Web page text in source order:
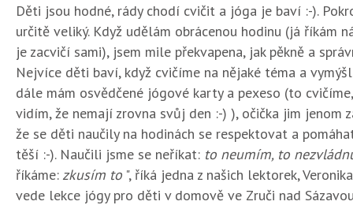
Děti jsou hodné, rády chodí cvičit a jóga je baví :-).
určitě veliký. Když udělám obrácenou hodinu (já říkám
je zacvičí sami), jsem mile překvapena, jak pěkně a
Nejvíce děti baví, když cvičíme na nějaké téma a
dále mám osvědčené jógové karty a pexeso (to
vidím, že nemají zrovna svůj den :-) ), očička jim jenom
že se děti naučily na hodinách se respektovat a
těší :-). Naučili jsme se neříkat: to neumím, to
říkáme: zkusím to ", říká jedna z našich lektorek,
vede lekce jógy pro děti v domově ve Zruči nad